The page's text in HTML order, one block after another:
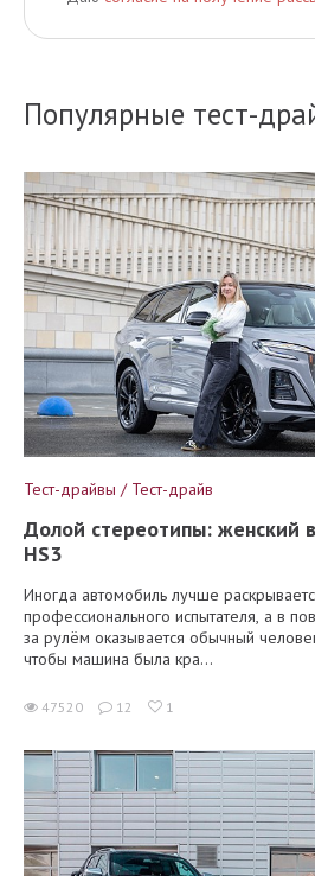
Популярные тест-
Тест-драйвы / Тест-драйв
Долой стереотипы: женский
HS3
Иногда автомобиль лучше
профессионального испытателя, а в
за рулём оказывается обычный
чтобы машина была кра...
47520 12 1